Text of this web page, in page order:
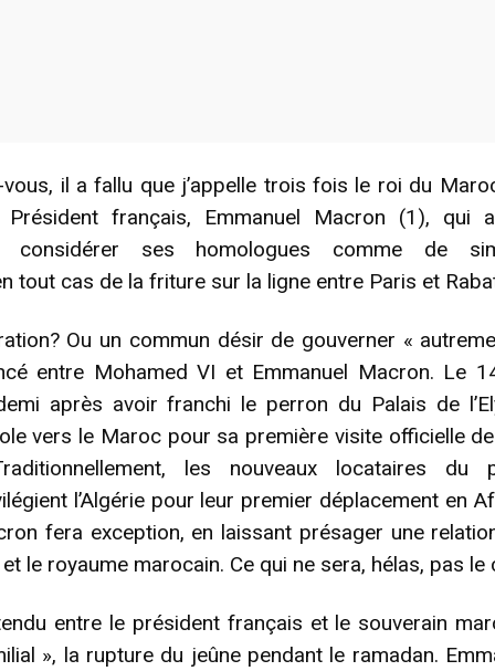
il a fallu que j’appelle trois fois le roi du
Président français, Emmanuel Macron (1), qui
considérer ses homologues comme de
tout cas de la friture sur la ligne entre Paris et
Ou un commun désir de gouverner «
entre Mohamed VI et Emmanuel Macron. Le
après avoir franchi le perron du Palais de
vers le Maroc pour sa première visite officielle
les nouveaux locataires du
l’Algérie pour leur premier déplacement en
fera exception, en laissant présager une
le royaume marocain. Ce qui ne sera, hélas, pas le
entre le président français et le souverain
», la rupture du jeûne pendant le ramadan.